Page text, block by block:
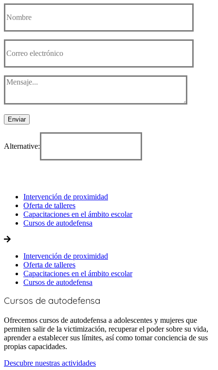
Enviar
Alternative:
Intervención de proximidad
Oferta de talleres
Capacitaciones en el ámbito escolar
Cursos de autodefensa
Intervención de proximidad
Oferta de talleres
Capacitaciones en el ámbito escolar
Cursos de autodefensa
Cursos de autodefensa
Ofrecemos cursos de autodefensa a adolescentes y mujeres que
permiten salir de la victimización, recuperar el poder sobre su vida,
aprender a establecer sus límites, así como tomar conciencia de sus
propias capacidades.
Descubre nuestras actividades